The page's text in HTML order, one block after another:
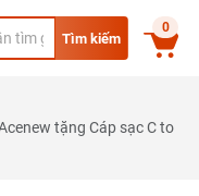
Tìm kiếm
0
tặng Cáp sạc C to